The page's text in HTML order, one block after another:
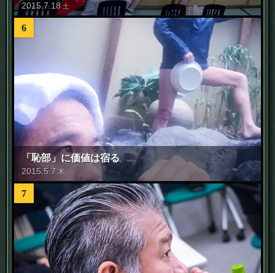
2015.7.18 土
6
「恥部」に価値は宿る
2015.5.7 木
7